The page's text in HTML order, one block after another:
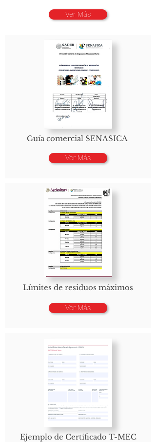
Ver Más
Ver Más
Guía comercial SENASICA
Ver Más
Límites de residuos máximos
Ejemplo de Certificado T-MEC